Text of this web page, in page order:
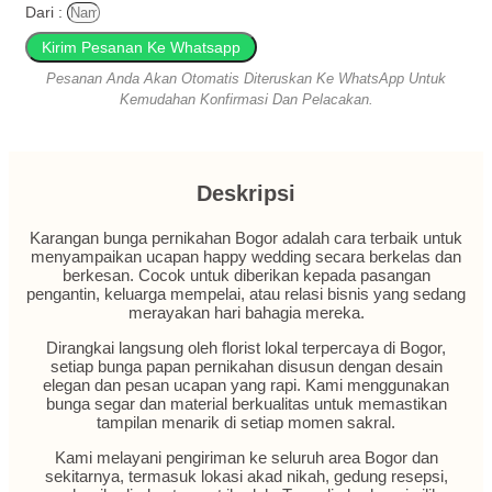
Dari :
Kirim Pesanan Ke Whatsapp
Pesanan Anda Akan Otomatis Diteruskan Ke WhatsApp Untuk
Kemudahan Konfirmasi Dan Pelacakan.
Deskripsi
Karangan bunga pernikahan Bogor adalah cara terbaik untuk
menyampaikan ucapan happy wedding secara berkelas dan
berkesan. Cocok untuk diberikan kepada pasangan
pengantin, keluarga mempelai, atau relasi bisnis yang sedang
merayakan hari bahagia mereka.
Dirangkai langsung oleh florist lokal terpercaya di Bogor,
setiap bunga papan pernikahan disusun dengan desain
elegan dan pesan ucapan yang rapi. Kami menggunakan
bunga segar dan material berkualitas untuk memastikan
tampilan menarik di setiap momen sakral.
Kami melayani pengiriman ke seluruh area Bogor dan
sekitarnya, termasuk lokasi akad nikah, gedung resepsi,